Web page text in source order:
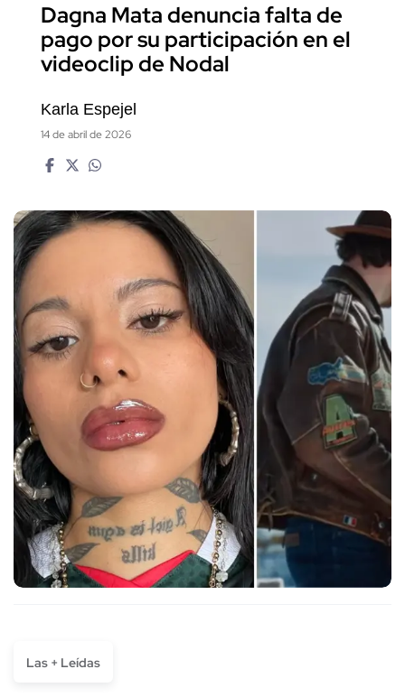
Dagna Mata denuncia falta de
pago por su participación en el
videoclip de Nodal
Karla Espejel
14 de abril de 2026
Las + Leídas